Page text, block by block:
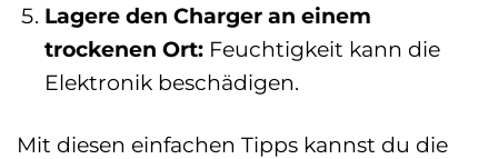
Lagere den Charger an einem
trockenen Ort: Feuchtigkeit kann die
Elektronik beschädigen.
Mit diesen einfachen Tipps kannst du die